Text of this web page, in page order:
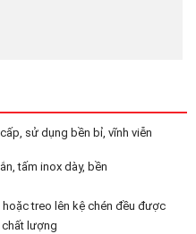
sử dụng bền bỉ, vĩnh viễn
tấm inox dày, bền
treo lên kệ chén đều được
chất lượng